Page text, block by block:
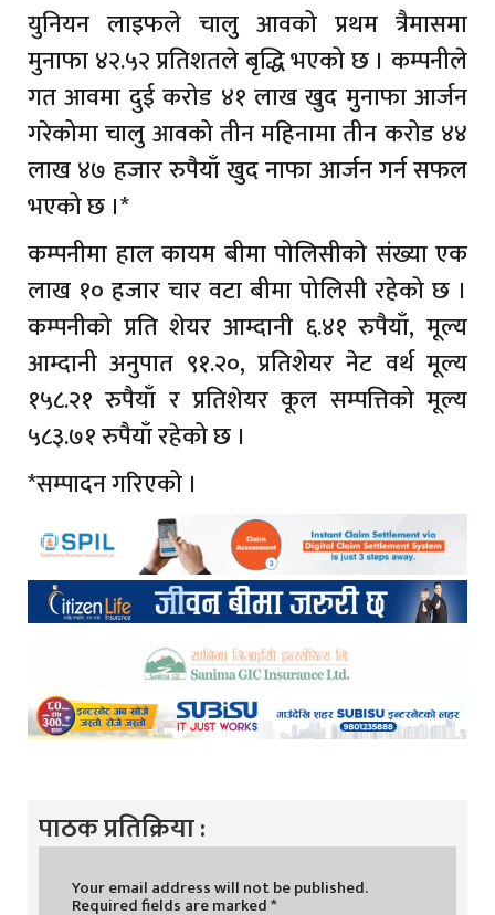
युनियन लाइफले चालु आवको प्रथम त्रैमासमा
मुनाफा ४२.५२ प्रतिशतले बृद्धि भएको छ । कम्पनीले
गत आवमा दुई करोड ४१ लाख खुद मुनाफा आर्जन
गरेकोमा चालु आवको तीन महिनामा तीन करोड ४४
लाख ४७ हजार रुपैयाँ खुद नाफा आर्जन गर्न सफल
भएको छ ।*
कम्पनीमा हाल कायम बीमा पोलिसीको संख्या एक
लाख १० हजार चार वटा बीमा पोलिसी रहेको छ ।
कम्पनीको प्रति शेयर आम्दानी ६.४१ रुपैयाँ, मूल्य
आम्दानी अनुपात ९१.२०, प्रतिशेयर नेट वर्थ मूल्य
१५८.२१ रुपैयाँ र प्रतिशेयर कूल सम्पत्तिको मूल्य
५८३.७१ रुपैयाँ रहेको छ ।
*सम्पादन गरिएको ।
पाठक प्रतिक्रिया :
Your email address will not be published.
Required fields are marked*